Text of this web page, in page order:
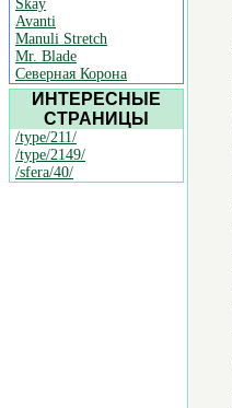
Skay
Avanti
Manuli Stretch
Mr. Blade
Северная Корона
ИНТЕРЕСНЫЕ
СТРАНИЦЫ
/type/211/
/type/2149/
/sfera/40/